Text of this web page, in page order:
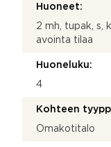
Huoneet:
2 mh, tupak, s,
avointa tilaa
Huoneluku:
4
Kohteen
Omakotitalo